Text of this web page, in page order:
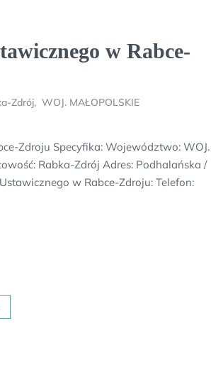
w Rabce-
Zdrój, WOJ. MAŁOPOLSKIE
Zdroju Specyfika: Województwo: WOJ.
Rabka-Zdrój Adres: Podhalańska /
w Rabce-Zdroju: Telefon: